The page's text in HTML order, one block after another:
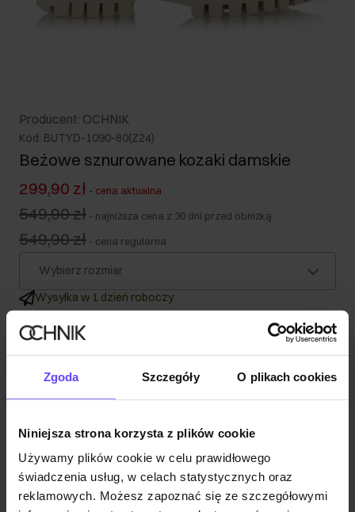
Zgoda Szczegóły O plikach cookies
Niniejsza strona korzysta z plików cookie
Używamy plików cookie w celu prawidłowego
świadczenia usług, w celach statystycznych oraz
reklamowych. Możesz zapoznać się ze szczegółowymi
Producent: OCHNIK
Kod: BUTYD-1090-80(Z24)
Beżowe sznurowane kozaki damskie
299,90 zł - cena aktualna
549,90 zł - najniższa cena z 30 dni przed obniżką
549,90 zł - cena regularna
Wybierz rozmiar
Wysyłka w 1 dzień roboczy
Opis produktu
Szczegóły
Opinie